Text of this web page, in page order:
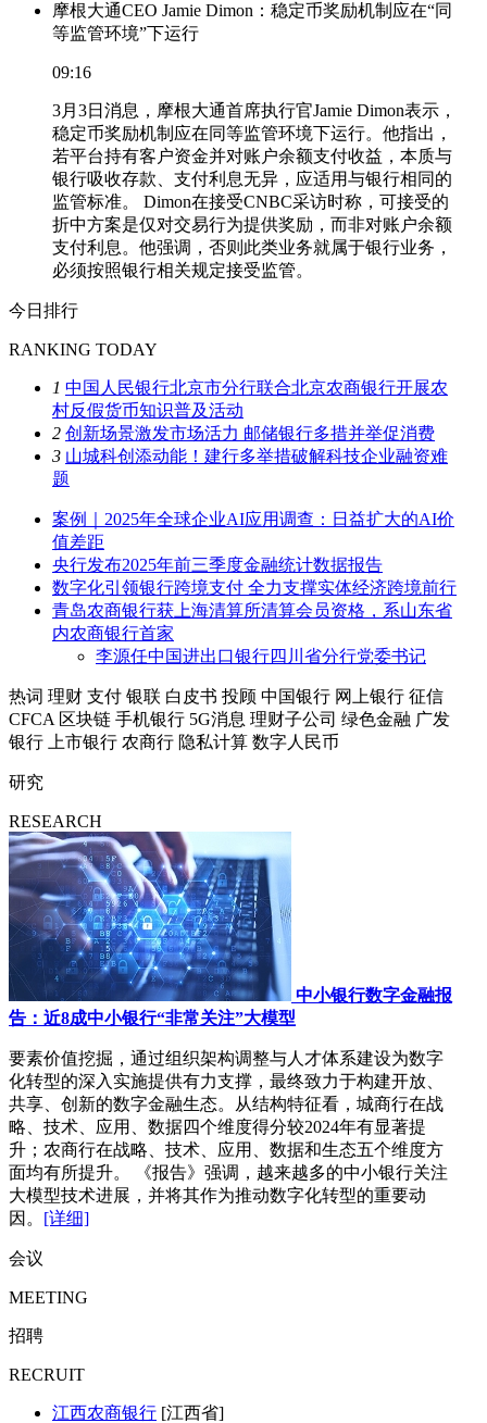
摩根大通CEO Jamie Dimon：稳定币奖励机制应在“同
等监管环境”下运行
09:16
3月3日消息，摩根大通首席执行官Jamie Dimon表示，
稳定币奖励机制应在同等监管环境下运行。他指出，
若平台持有客户资金并对账户余额支付收益，本质与
银行吸收存款、支付利息无异，应适用与银行相同的
监管标准。 Dimon在接受CNBC采访时称，可接受的
折中方案是仅对交易行为提供奖励，而非对账户余额
支付利息。他强调，否则此类业务就属于银行业务，
必须按照银行相关规定接受监管。
今日排行
RANKING TODAY
1 中国人民银行北京市分行联合北京农商银行开展农
村反假货币知识普及活动
2 创新场景激发市场活力 邮储银行多措并举促消费
3 山城科创添动能！建行多举措破解科技企业融资难
题
案例｜2025年全球企业AI应用调查：日益扩大的AI价
值差距
央行发布2025年前三季度金融统计数据报告
数字化引领银行跨境支付 全力支撑实体经济跨境前行
青岛农商银行获上海清算所清算会员资格，系山东省
内农商银行首家
李源任中国进出口银行四川省分行党委书记
热词 理财 支付 银联 白皮书 投顾 中国银行 网上银行 征信
CFCA 区块链 手机银行 5G消息 理财子公司 绿色金融 广发
银行
上市银行 农商行 隐私计算 数字人民币
研究
RESEARCH
中小银行数字金融报
告：近8成中小银行“非常关注”大模型
要素价值挖掘，通过组织架构调整与人才体系建设为数字
化转型的深入实施提供有力支撑，最终致力于构建开放、
共享、创新的数字金融生态。从结构特征看，城商行在战
略、技术、应用、数据四个维度得分较2024年有显著提
升；农商行在战略、技术、应用、数据和生态五个维度方
面均有所提升。 《报告》强调，越来越多的中小银行关注
大模型技术进展，并将其作为推动数字化转型的重要动
因。 [详细]
会议
MEETING
招聘
RECRUIT
江西农商银行 [江西省]